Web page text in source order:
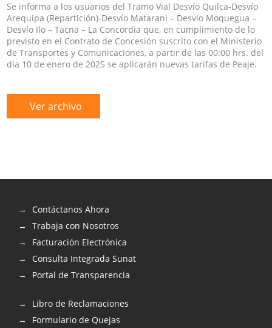
Se informa a los usuarios del Tramo Vial Desvío Quilca-Desvío
Arequipa (Repartición)-Desvío Matarani – Desvío Moquegua –
Desvío Ilo – Tacna – La Concordia que, en cumplimiento de lo
previsto en el Contrato de Concesión suscrito con el Ministerio
de Transportes y Comunicaciones, a partir de las 00:00 hrs. del
día 10 de enero de 2025 se aplicarán nuevas tarifas de Peaje.
Ver archivo
Contáctanos Ahora
Trabaja con Nosotros
Facturación Electrónica
Consulta Integrada Sunat
Portal de Transparencia
Libro de Reclamaciones
Formulario de Quejas